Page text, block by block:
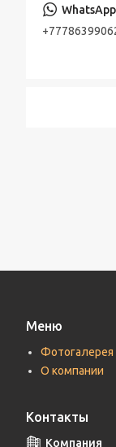
Меню
Фотогалерея
О компании
Контакты